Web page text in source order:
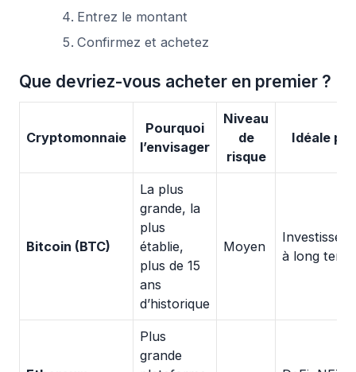
Entrez le montant
Confirmez et achetez
Que devriez-vous acheter en premier ?
Cryptomonnaie
Pourquoi
l’envisager
Niveau
de
risque
Idéale
Bitcoin (BTC)
La plus
grande, la
plus
établie,
plus de 15
ans
d’historique
Moyen
à long
Plus
grande